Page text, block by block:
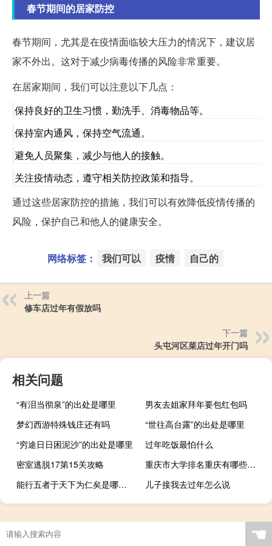
春节期间的居家防控
春节期间，尤其是在疫情面临较大压力的情况下，建议居
家不外出。这对于减少病毒传播的风险非常重要。
在居家期间，我们可以注意以下几点：
保持良好的卫生习惯，勤洗手、消毒物品等。
保持室内通风，保持空气流通。
避免人员聚集，减少与他人的接触。
关注疫情动态，遵守相关防控政策和指导。
通过这些居家防控的措施，我们可以有效降低疫情传播的
风险，保护自己和他人的健康安全。
网络标签： 我们可以 疫情 自己的
上一篇
修车店过年有假放吗
下一篇
头屯河区菜店过年开门吗
相关问题
“有泪当彻泉”的出处是哪里
男友去姐家拜年要包红包吗
梦幻西游特殊钱庄还有吗
“世往高台露”的出处是哪里
“穷途日日困泥沙”的出处是哪里
过年吃饭最怕什么
密室逃脱17第15关攻略
重庆市大学排名重庆有哪些大学
能行五者于天下为仁矣是哪五者
儿子接我去过年怎么说
☚